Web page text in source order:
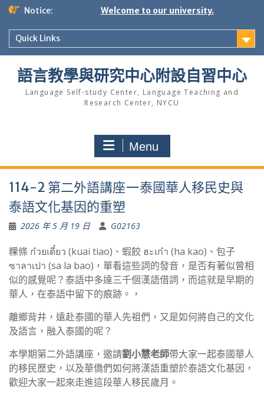
Skip
content
Notice: Welcome to our university.
Quick Links
語言教學與研究中心附設自習中心
Language Self-study Center, Language Teaching and
Research Center, NYCU
Menu
114-2 第二外語講座—泰國華人移民史與
泰語文化基因的重塑
2026 年 5 月 19 日 G02163
粿條 ก๋วยเตี๋ยว (kuai tiao)、蝦餃 ฮะเก๋า (ha kao)、包子
ซาลาเปา (sa la bao)，單看這些詞的發音，是否有著似曾相
似的感覺呢？泰語中多達三千個漢語借詞，而這就是早期的
華人，在泰語中留下的痕跡。，
離鄉背井，遠赴泰國的華人先祖們，又是如何將自己的文化
及語言，融入泰國的呢？
本學期第二外語講座，邀請劉小慧老師帶大家一起泰國華人
的移民歷史，以及華僑們如何將漢語重塑於泰語文化基因，
歡迎大家一起來走進這段華人移民歲月。